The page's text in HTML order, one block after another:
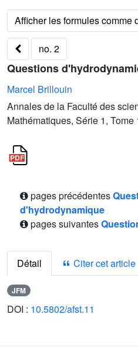
no. 2
Questions
Marcel Brillouin
Annales de la Faculté des
Mathématiques, Série 1,
pages précédentes
d'hydrodynamique
pages suivantes
Détail Citer cet article
JFM
DOI : 10.5802/afst.11